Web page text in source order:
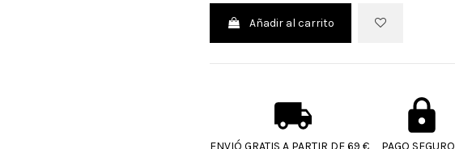
Añadir al carrito
ENVIÓ GRATIS A PARTIR DE 69 € PAGO SEGURO